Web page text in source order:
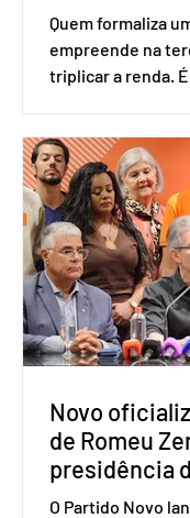
Quem formaliza
empreende na
triplicar a renda.
Amostra de
do Serviço
e Pequenas
realizado a partir
Brasileiro de
(IBGE). O estudo
no quarto
empreendedores
atingiram o maior
Novo
de Romeu
presidência
O Partido Novo